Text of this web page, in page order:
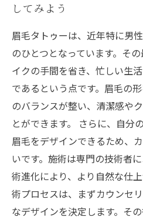
してみよう
眉毛タトゥーは、近年特に男
のひとつとなっています。そ
イクの手間を省き、忙しい生
であるという点です。眉毛の
のバランスが整い、清潔感や
とができます。 さらに、自分
眉毛をデザインできるため、
いです。施術は専門の技術者
術進化により、より自然な仕
術プロセスは、まずカウンセ
なデザインを決定します。そ